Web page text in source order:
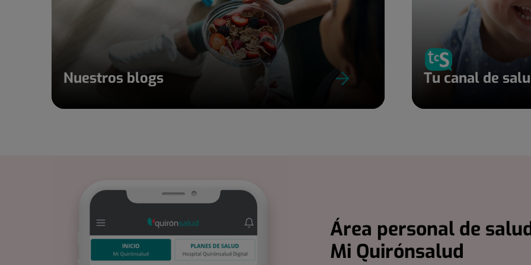
Nuestros blogs Tu canal de
Área personal de
Mi Quirónsalud